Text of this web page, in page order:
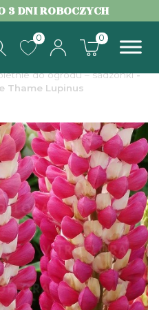
3 DNI ROBOCZYCH
0 0
do ogrodu – sadzonki-
Thame Lupinus